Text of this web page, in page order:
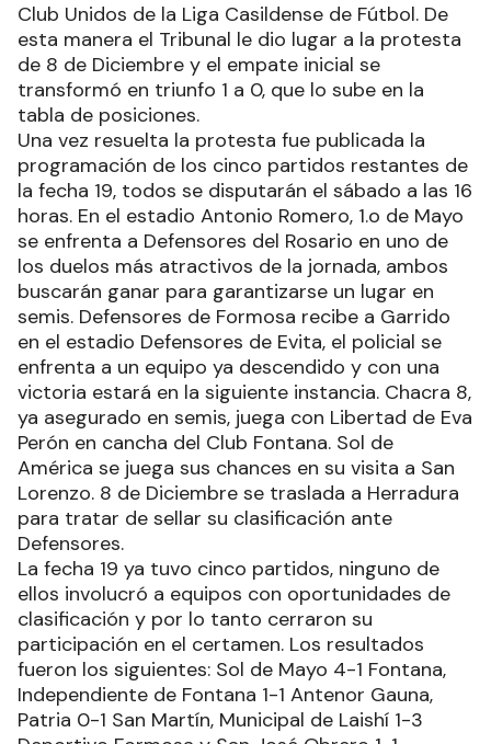
Club Unidos de la Liga Casildense de Fútbol. De
esta manera el Tribunal le dio lugar a la protesta
de 8 de Diciembre y el empate inicial se
transformó en triunfo 1 a 0, que lo sube en la
tabla de posiciones.
Una vez resuelta la protesta fue publicada la
programación de los cinco partidos restantes de
la fecha 19, todos se disputarán el sábado a las 16
horas. En el estadio Antonio Romero, 1.o de Mayo
se enfrenta a Defensores del Rosario en uno de
los duelos más atractivos de la jornada, ambos
buscarán ganar para garantizarse un lugar en
semis. Defensores de Formosa recibe a Garrido
en el estadio Defensores de Evita, el policial se
enfrenta a un equipo ya descendido y con una
victoria estará en la siguiente instancia. Chacra 8,
ya asegurado en semis, juega con Libertad de Eva
Perón en cancha del Club Fontana. Sol de
América se juega sus chances en su visita a San
Lorenzo. 8 de Diciembre se traslada a Herradura
para tratar de sellar su clasificación ante
Defensores.
La fecha 19 ya tuvo cinco partidos, ninguno de
ellos involucró a equipos con oportunidades de
clasificación y por lo tanto cerraron su
participación en el certamen. Los resultados
fueron los siguientes: Sol de Mayo 4-1 Fontana,
Independiente de Fontana 1-1 Antenor Gauna,
Patria 0-1 San Martín, Municipal de Laishí 1-3